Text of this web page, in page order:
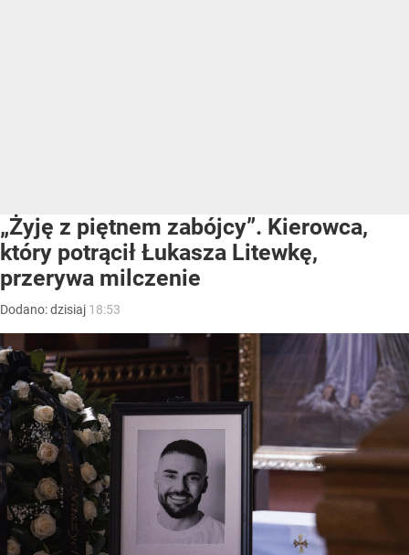
„Żyję z piętnem zabójcy”. Kierowca,
który potrącił Łukasza Litewkę,
przerywa milczenie
Dodano:dzisiaj 18:53